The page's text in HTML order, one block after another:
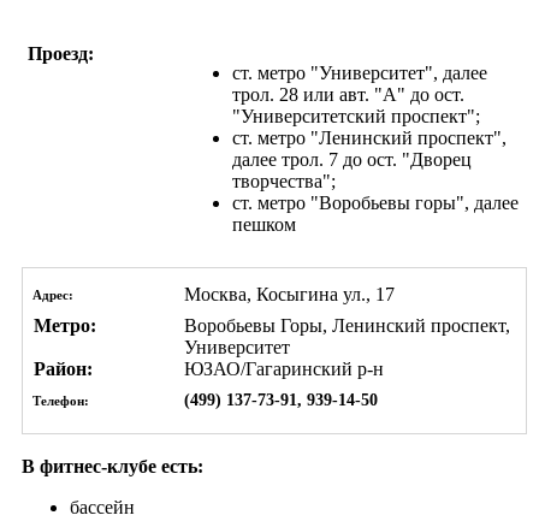
Проезд:
ст. метро "Университет", далее
трол. 28 или авт. "А" до ост.
"Университетский проспект";
ст. метро "Ленинский проспект",
далее трол. 7 до ост. "Дворец
творчества";
ст. метро "Воробьевы горы", далее
пешком
Адрес:
Москва, Косыгина ул., 17
Метро:
Воробьевы Горы, Ленинский проспект,
Университет
Район:
ЮЗАО/Гагаринский р-н
Телефон: (499) 137-73-91, 939-14-50
В фитнес-клубе есть:
бассейн